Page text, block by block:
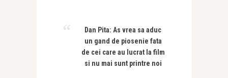
Dan Pita: As vrea sa aduc
un gand de piosenie fata
de cei care au lucrat la film
si nu mai sunt printre noi